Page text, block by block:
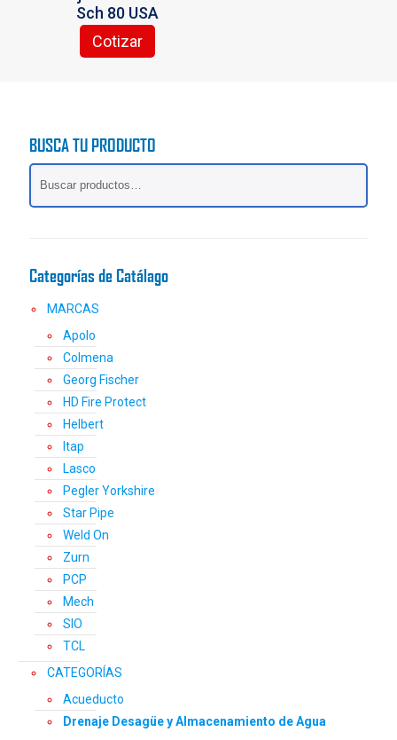
de
producto
Sch 80 USA
Cotizar
Este
Las
opciones
página
producto
BUSCA TU PRODUCTO
Categorías de Catálago
MARCAS
Apolo
Colmena
Georg Fischer
HD Fire Protect
Helbert
Itap
Lasco
Pegler Yorkshire
Star Pipe
Weld On
Zurn
PCP
Mech
SIO
TCL
CATEGORÍAS
Acueducto
Drenaje Desagüe y Almacenamiento de Agua